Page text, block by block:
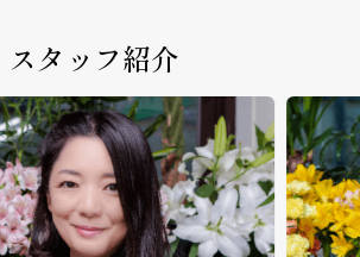
スタッフ紹介